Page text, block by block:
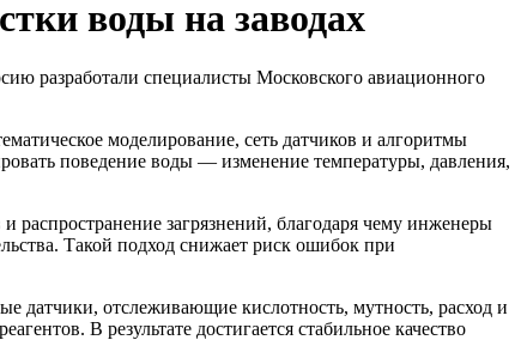
воды на заводах
разработали специалисты Московского авиационного
моделирование, сеть датчиков и алгоритмы
поведение воды — изменение температуры, давления,
загрязнений, благодаря чему инженеры
Такой подход снижает риск ошибок при
датчики, отслеживающие кислотность, мутность, расход и
В результате достигается стабильное качество